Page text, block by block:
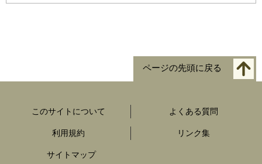
ページの先頭に戻る
このサイトについて よくある質問
利用規約 リンク集
サイトマップ